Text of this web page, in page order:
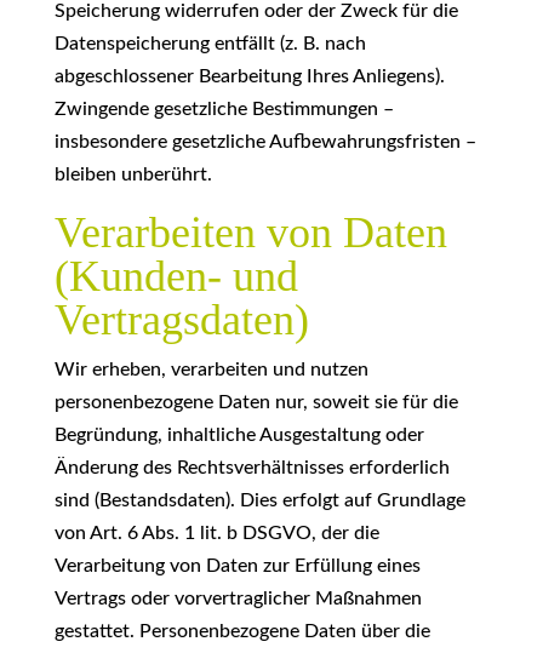
Speicherung widerrufen oder der Zweck für die
Datenspeicherung entfällt (z. B. nach
abgeschlossener Bearbeitung Ihres Anliegens).
Zwingende gesetzliche Bestimmungen –
insbesondere gesetzliche Aufbewahrungsfristen –
bleiben unberührt.
Verarbeiten von Daten
(Kunden- und
Vertragsdaten)
Wir erheben, verarbeiten und nutzen
personenbezogene Daten nur, soweit sie für die
Begründung, inhaltliche Ausgestaltung oder
Änderung des Rechtsverhältnisses erforderlich
sind (Bestandsdaten). Dies erfolgt auf Grundlage
von Art. 6 Abs. 1 lit. b DSGVO, der die
Verarbeitung von Daten zur Erfüllung eines
Vertrags oder vorvertraglicher Maßnahmen
gestattet. Personenbezogene Daten über die